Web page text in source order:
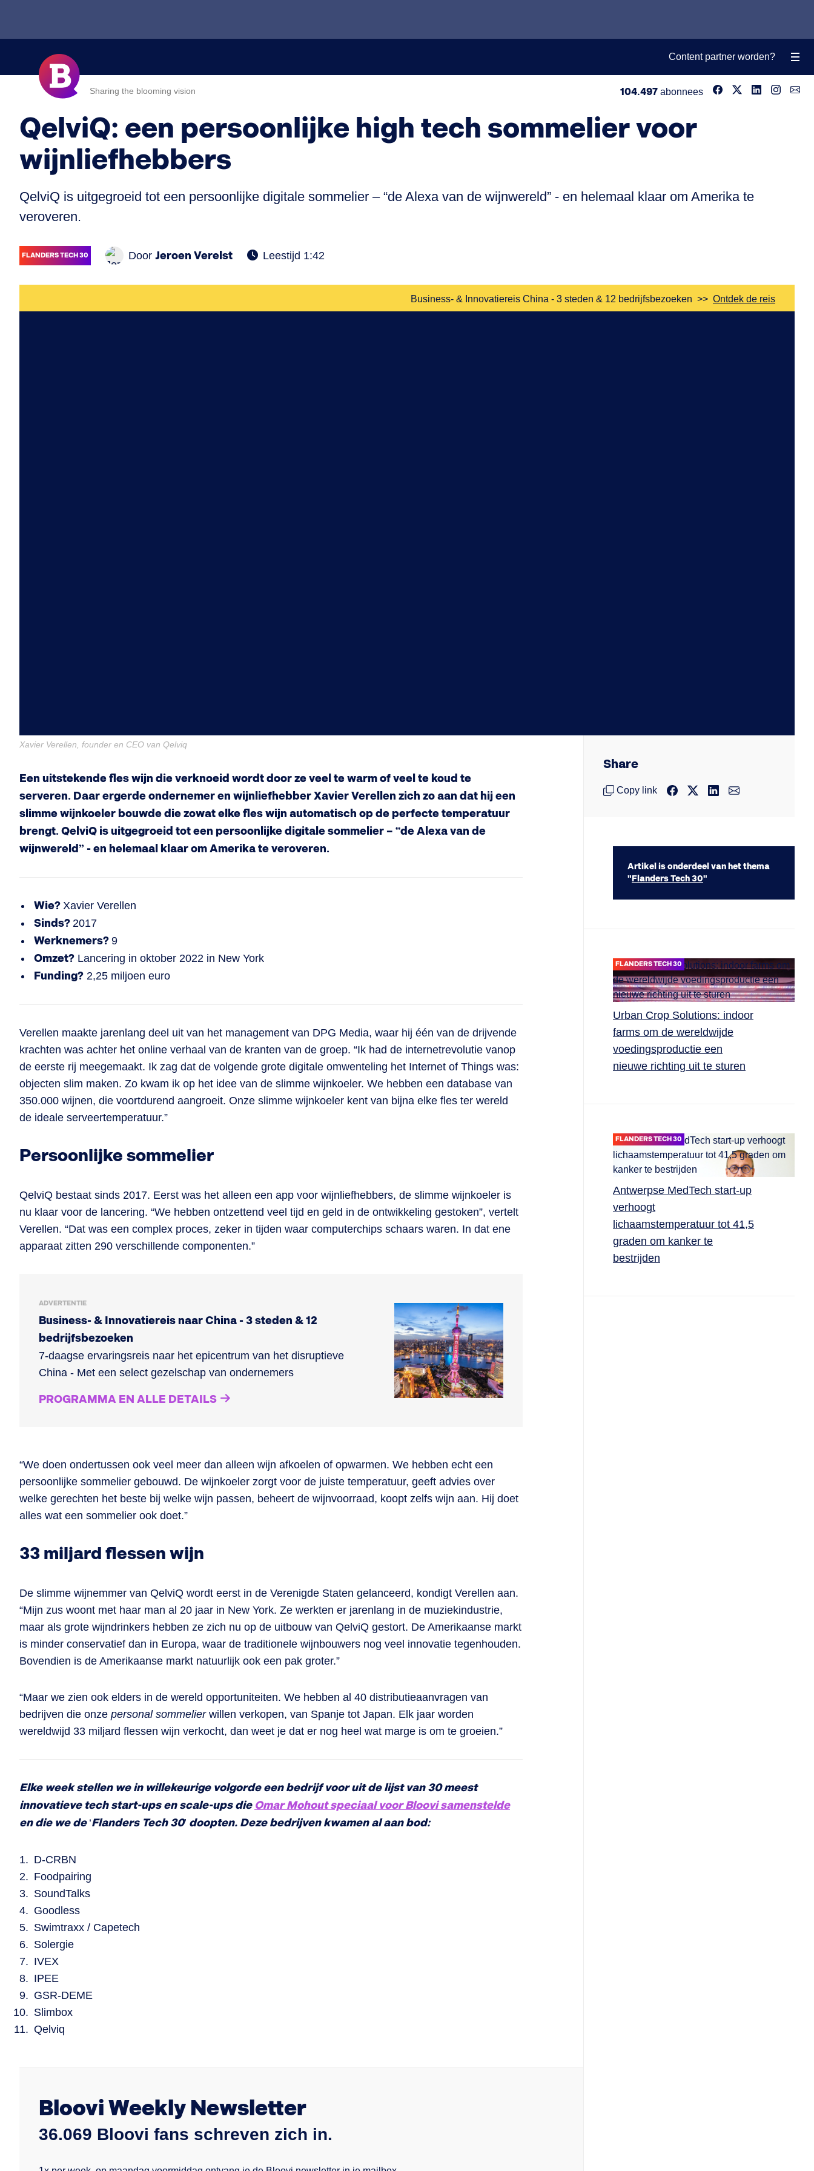
Content partner worden?
Sharing the blooming vision 104.497 abonnees
QelviQ: een persoonlijke high tech sommelier voor
wijnliefhebbers
QelviQ is uitgegroeid tot een persoonlijke digitale sommelier – “de Alexa van de wijnwereld” - en helemaal klaar om Amerika te
veroveren.
FLANDERS TECH 30 Door Jeroen Verelst Leestijd 1:42
Business- & Innovatiereis China - 3 steden & 12 bedrijfsbezoeken >> Ontdek de reis
Xavier Verellen, founder en CEO van Qelviq
Een uitstekende fles wijn die verknoeid wordt door ze veel te warm of veel te koud te
serveren. Daar ergerde ondernemer en wijnliefhebber Xavier Verellen zich zo aan dat hij een
slimme wijnkoeler bouwde die zowat elke fles wijn automatisch op de perfecte temperatuur
brengt. QelviQ is uitgegroeid tot een persoonlijke digitale sommelier – “de Alexa van de
wijnwereld” - en helemaal klaar om Amerika te veroveren.
Wie? Xavier Verellen
Sinds? 2017
Werknemers? 9
Omzet? Lancering in oktober 2022 in New York
Funding? 2,25 miljoen euro
Verellen maakte jarenlang deel uit van het management van DPG Media, waar hij één van de drijvende
krachten was achter het online verhaal van de kranten van de groep. “Ik had de internetrevolutie vanop
de eerste rij meegemaakt. Ik zag dat de volgende grote digitale omwenteling het Internet of Things was:
objecten slim maken. Zo kwam ik op het idee van de slimme wijnkoeler. We hebben een database van
350.000 wijnen, die voortdurend aangroeit. Onze slimme wijnkoeler kent van bijna elke fles ter wereld
de ideale serveertemperatuur.”
Persoonlijke sommelier
QelviQ bestaat sinds 2017. Eerst was het alleen een app voor wijnliefhebbers, de slimme wijnkoeler is
nu klaar voor de lancering. “We hebben ontzettend veel tijd en geld in de ontwikkeling gestoken”, vertelt
Verellen. “Dat was een complex proces, zeker in tijden waar computerchips schaars waren. In dat ene
apparaat zitten 290 verschillende componenten.”
ADVERTENTIE
Business- & Innovatiereis naar China - 3 steden & 12
bedrijfsbezoeken
7-daagse ervaringsreis naar het epicentrum van het disruptieve
China - Met een select gezelschap van ondernemers
PROGRAMMA EN ALLE DETAILS
“We doen ondertussen ook veel meer dan alleen wijn afkoelen of opwarmen. We hebben echt een
persoonlijke sommelier gebouwd. De wijnkoeler zorgt voor de juiste temperatuur, geeft advies over
welke gerechten het beste bij welke wijn passen, beheert de wijnvoorraad, koopt zelfs wijn aan. Hij doet
alles wat een sommelier ook doet.”
33 miljard flessen wijn
De slimme wijnemmer van QelviQ wordt eerst in de Verenigde Staten gelanceerd, kondigt Verellen aan.
“Mijn zus woont met haar man al 20 jaar in New York. Ze werkten er jarenlang in de muziekindustrie,
maar als grote wijndrinkers hebben ze zich nu op de uitbouw van QelviQ gestort. De Amerikaanse markt
is minder conservatief dan in Europa, waar de traditionele wijnbouwers nog veel innovatie tegenhouden.
Bovendien is de Amerikaanse markt natuurlijk ook een pak groter.”
“Maar we zien ook elders in de wereld opportuniteiten. We hebben al 40 distributieaanvragen van
bedrijven die onze personal sommelierwillen verkopen, van Spanje tot Japan. Elk jaar worden
wereldwijd 33 miljard flessen wijn verkocht, dan weet je dat er nog heel wat marge is om te groeien.”
Elke week stellen we in willekeurige volgorde een bedrijf voor uit de lijst van 30 meest
innovatieve tech start-ups en scale-ups die Omar Mohout speciaal voor Bloovi samenstelde
en die we de ‘Flanders Tech 30’ doopten. Deze bedrijven kwamen al aan bod:
D-CRBN
Foodpairing
SoundTalks
Goodless
Swimtraxx / Capetech
Solergie
IVEX
IPEE
GSR-DEME
Slimbox
Qelviq
Bloovi Weekly Newsletter
36.069 Bloovi fans schreven zich in.
Share
Copy link
Artikel is onderdeel van het thema
"Flanders Tech 30"
FLANDERS TECH 30
Urban Crop Solutions: indoor
farms om de wereldwijde
voedingsproductie een
nieuwe richting uit te sturen
FLANDERS TECH 30
Antwerpse MedTech start-up
verhoogt
lichaamstemperatuur tot 41,5
graden om kanker te
bestrijden